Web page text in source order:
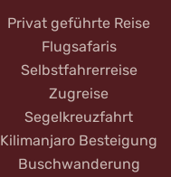
Privat geführte Reise
Flugsafaris
Selbstfahrerreise
Zugreise
Segelkreuzfahrt
Kilimanjaro Besteigung
Buschwanderung